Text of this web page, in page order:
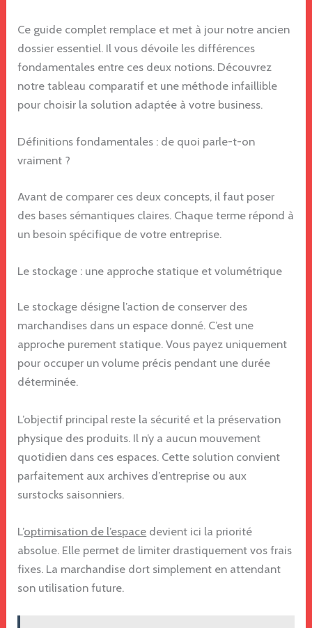
Ce guide complet remplace et met à jour notre ancien
dossier essentiel. Il vous dévoile les différences
fondamentales entre ces deux notions. Découvrez
notre tableau comparatif et une méthode infaillible
pour choisir la solution adaptée à votre business.
Définitions fondamentales : de quoi parle-t-on
vraiment ?
Avant de comparer ces deux concepts, il faut poser
des bases sémantiques claires. Chaque terme répond à
un besoin spécifique de votre entreprise.
Le stockage : une approche statique et volumétrique
Le stockage désigne l’action de conserver des
marchandises dans un espace donné. C’est une
approche purement statique. Vous payez uniquement
pour occuper un volume précis pendant une durée
déterminée.
L’objectif principal reste la sécurité et la préservation
physique des produits. Il n’y a aucun mouvement
quotidien dans ces espaces. Cette solution convient
parfaitement aux archives d’entreprise ou aux
surstocks saisonniers.
L’optimisation de l’espace devient ici la priorité
absolue. Elle permet de limiter drastiquement vos frais
fixes. La marchandise dort simplement en attendant
son utilisation future.